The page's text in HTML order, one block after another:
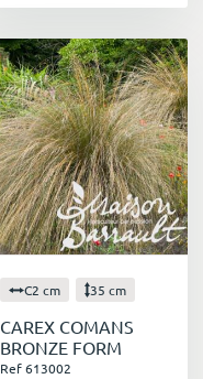
C2 cm 35 cm
CAREX COMANS
BRONZE FORM
Ref 613002